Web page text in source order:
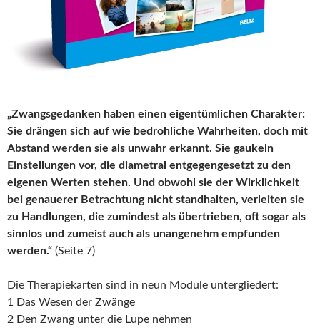
„Zwangsgedanken haben einen eigentümlichen Charakter:
Sie drängen sich auf wie bedrohliche Wahrheiten, doch mit
Abstand werden sie als unwahr erkannt. Sie gaukeln
Einstellungen vor, die diametral entgegengesetzt zu den
eigenen Werten stehen. Und obwohl sie der Wirklichkeit
bei genauerer Betrachtung nicht standhalten, verleiten sie
zu Handlungen, die zumindest als übertrieben, oft sogar als
sinnlos und zumeist auch als unangenehm empfunden
werden.“ (Seite 7)
Die Therapiekarten sind in neun Module untergliedert:
1 Das Wesen der Zwänge
2 Den Zwang unter die Lupe nehmen